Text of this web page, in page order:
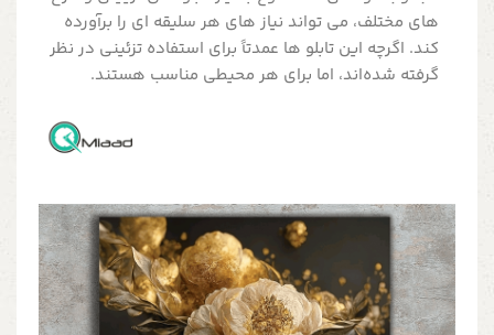
های مختلف، می تواند نیاز های هر سلیقه ای را برآورده
کند. اگرچه این تابلو ها عمدتاً برای استفاده تزئینی در نظر
گرفته شده‌اند، اما برای هر محیطی مناسب هستند.